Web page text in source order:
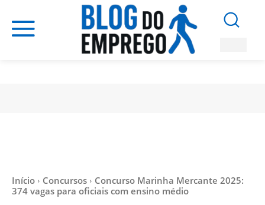
Início Concursos
Concurso Marinha Mercante 2025:
374 vagas para oficiais com ensino médio